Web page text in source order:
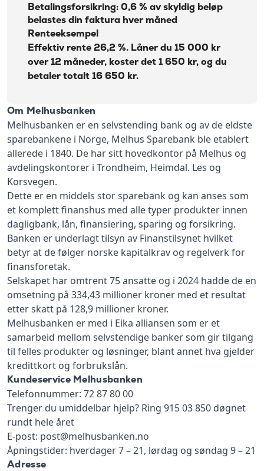
Betalingsforsikring: 0,6 % av skyldig beløp
belastes din faktura hver måned
Renteeksempel
Effektiv rente 26,2 %. Låner du 15 000 kr
over 12 måneder, koster det 1 650 kr, og du
betaler totalt 16 650 kr.
Om Melhusbanken
Melhusbanken er en selvstending bank og av de eldste
sparebankene i Norge, Melhus Sparebank ble etablert
allerede i 1840. De har sitt hovedkontor på Melhus og
avdelingskontorer i Trondheim, Heimdal. Les og
Korsvegen.
Dette er en middels stor sparebank og kan anses som
et komplett finanshus med alle typer produkter innen
dagligbank, lån, finansiering, sparing og forsikring.
Banken er underlagt tilsyn av Finanstilsynet hvilket
betyr at de følger norske kapitalkrav og regelverk for
finansforetak.
Selskapet har omtrent 75 ansatte og i 2024 hadde de en
omsetning på 334,43 millioner kroner med et resultat
etter skatt på 128,9 millioner kroner.
Melhusbanken er med i Eika alliansen som er et
samarbeid mellom selvstendige banker som gir tilgang
til felles produkter og løsninger, blant annet hva gjelder
kredittkort og forbrukslån.
Kundeservice Melhusbanken
Telefonnummer: 72 87 80 00
Trenger du umiddelbar hjelp? Ring 915 03 850 døgnet
rundt hele året
E-post: post@melhusbanken.no
Åpningstider: hverdager 7 – 21, lørdag og søndag 9 – 21
Adresse